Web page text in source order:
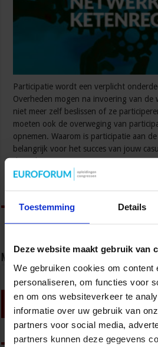
Toestemming Details
Deze website maakt gebruik van
We gebruiken cookies om content
personaliseren, om functies voor
en om ons websiteverkeer te
informatie over uw gebruik van
partners voor social media,
partners kunnen deze gegevens
Participatie wordt een verplicht
Overheden mogen na invoering van
niet meer zelf beslissen of ze
moeten ook de overweging van
opnemen. Waarom is participatie aan
belangrijk voor het succes van jouw
door de Omgevingswet De
Nieuwsbrief